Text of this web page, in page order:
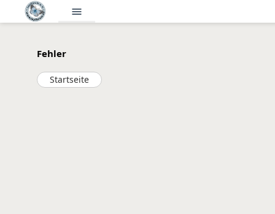
menu
Fehler
Startseite